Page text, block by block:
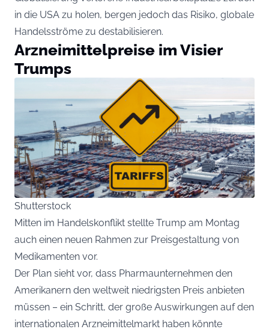
in die USA zu holen, bergen jedoch das Risiko, globale
Handelsströme zu destabilisieren.
Arzneimittelpreise im Visier
Trumps
Shutterstock
Mitten im Handelskonflikt stellte Trump am Montag
auch einen neuen Rahmen zur Preisgestaltung von
Medikamenten vor.
Der Plan sieht vor, dass Pharmaunternehmen den
Amerikanern den weltweit niedrigsten Preis anbieten
müssen – ein Schritt, der große Auswirkungen auf den
internationalen Arzneimittelmarkt haben könnte